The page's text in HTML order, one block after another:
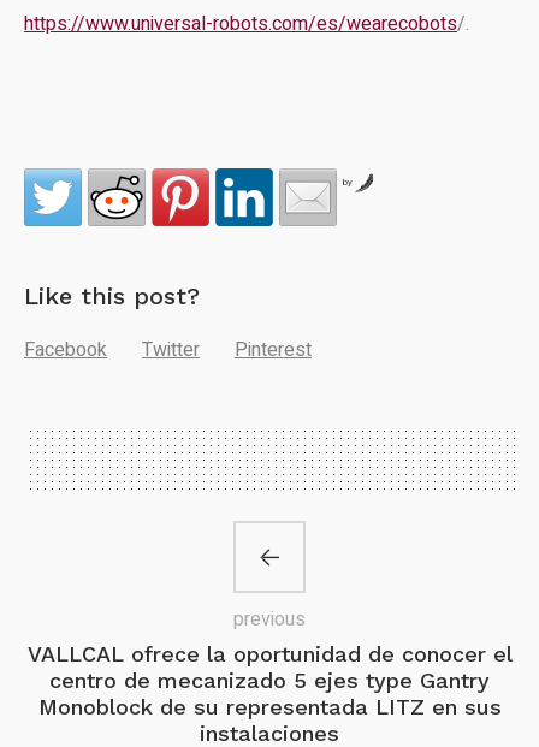
https://www.universal-robots.com/es/wearecobots/.
by
Like this post?
Facebook
Twitter Pinterest
VALLCAL ofrece la oportunidad de conocer el
centro de mecanizado 5 ejes type Gantry
Monoblock de su representada LITZ en sus
instalaciones
previous